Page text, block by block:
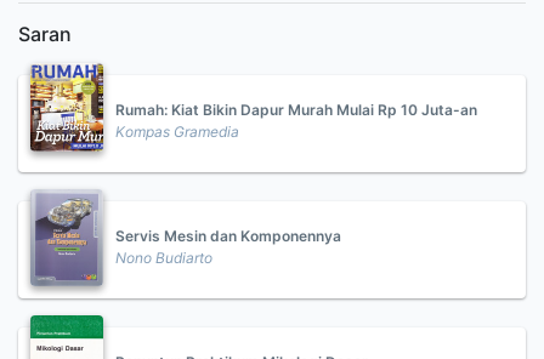
Saran
Rumah: Kiat Bikin Dapur Murah Mulai Rp 10 Juta-an
Kompas Gramedia
Servis Mesin dan Komponennya
Nono Budiarto